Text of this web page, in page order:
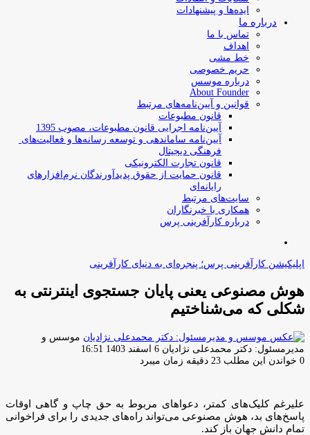
ایده‌ها و پیشنهادات
درباره ما
تماس با ما
اهداف
خط مشی
حریم خصوصی
درباره موسس
About Founder
قوانین و آیین‌نامه‌های مرتبط
‌قانون مطبوعات
آیین‌نامه اجرایی قانون مطبوعات، مصوب 1395
آیین‌نامه سامان­دهی و توسعه رسانه­‌ها و فعالیت‌­های
فرهنگی دیجیتال
قانون تجارت الکترونیکی
قانون حمایت از حقوق پدیدآورندگان نرم‌افزارهای
رایانه‌ای
سایت‌های مرتبط
همکاری با خبرنگاران
درباره کارآفرینی پرس
اپلیکیشن کارآفرینی پرس؛ پنجره‌ای به دنیای کارآفرینی
هوش مصنوعی یعنی پایان جستجوی اینترنتی به
شکلی که می‌شناختیم
موسس و
مدیرمسئول: دکتر محمدعلی نژادیان ارسال
ایمیل
6 اسفند 1403 16:51
0 خواندن این مطلب 23 دقیقه زمان میبرد
علیرغم کلیک‌های کمتر، دعواهای مربوط به حق چاپ و گاهی اوقات
پاسخ‌های بد، هوش مصنوعی می‌تواند راه‌های جدیدی را برای فراخوانی
تمام دانش جهان باز کند.